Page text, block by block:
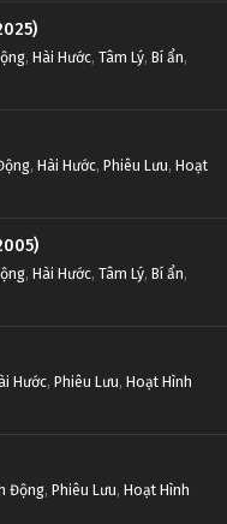
, Hài Hước, Tâm Lý, Bí ẩn,
, Hài Hước, Phiêu Lưu, Hoạt
, Hài Hước, Tâm Lý, Bí ẩn,
Hước, Phiêu Lưu, Hoạt Hình
Động, Phiêu Lưu, Hoạt Hình